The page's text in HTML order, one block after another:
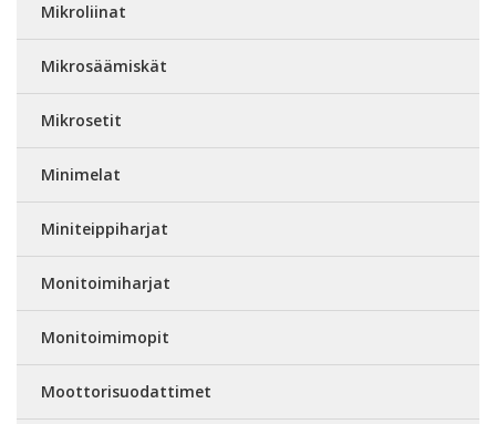
Mikroliinat
Mikrosäämiskät
Mikrosetit
Minimelat
Miniteippiharjat
Monitoimiharjat
Monitoimimopit
Moottorisuodattimet